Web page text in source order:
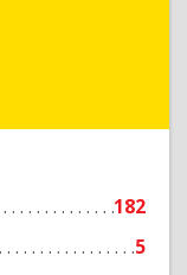
182
5
г, Барсукова